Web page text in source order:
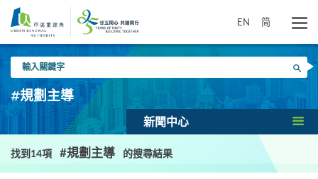
要
EN 简
入
關
鍵
搜尋
#規劃主導
新聞中心
找到14項 #規劃主導 的搜尋結果